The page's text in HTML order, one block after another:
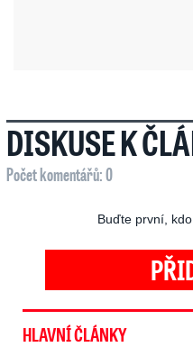
DISKUSE K
Počet komentářů: 0
Buďte první,
HLAVNÍ ČLÁNKY